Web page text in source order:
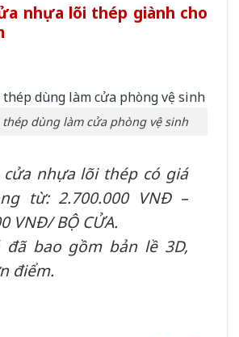
nhựa lõi thép giành cho
dùng làm cửa phòng vệ sinh
nhựa lõi thép có giá
từ: 2.700.000 VNĐ –
VNĐ/ BỘ CỬA.
bao gồm bản lề 3D,
điểm.